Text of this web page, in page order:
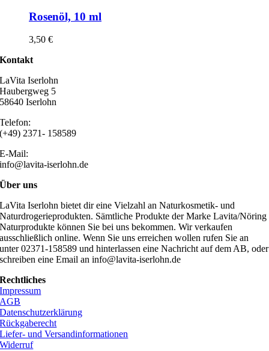
Rosenöl, 10 ml
3,50 €
Kontakt
LaVita Iserlohn
Haubergweg 5
58640 Iserlohn
Telefon:
(+49) 2371- 158589
E-Mail:
info@lavita-iserlohn.de
Über uns
LaVita Iserlohn bietet dir eine Vielzahl an Naturkosmetik- und
Naturdrogerieprodukten. Sämtliche Produkte der Marke Lavita/Nöring
Naturprodukte können Sie bei uns bekommen. Wir verkaufen
ausschließlich online. Wenn Sie uns erreichen wollen rufen Sie an
unter 02371-158589 und hinterlassen eine Nachricht auf dem AB, oder
schreiben eine Email an info@lavita-iserlohn.de
Rechtliches
Impressum
AGB
Datenschutzerklärung
Rückgaberecht
Liefer- und Versandinformationen
Widerruf